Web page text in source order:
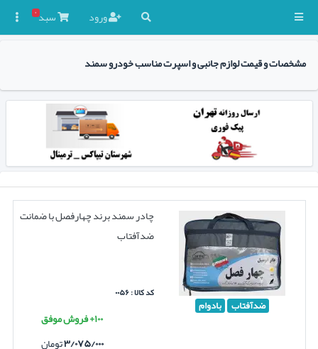
ورود سبد۰
مشخصات و قیمت لوازم جانبی و اسپرت مناسب خودرو سمند
ضدآفتاب بادوام
چادر سمند برند چهارفصل با ضمانت
ضدآفتاب
کد کالا : ۰۰۵۶
۱۰۰+ فروش موفق
۳/۰۷۵/۰۰۰تومان